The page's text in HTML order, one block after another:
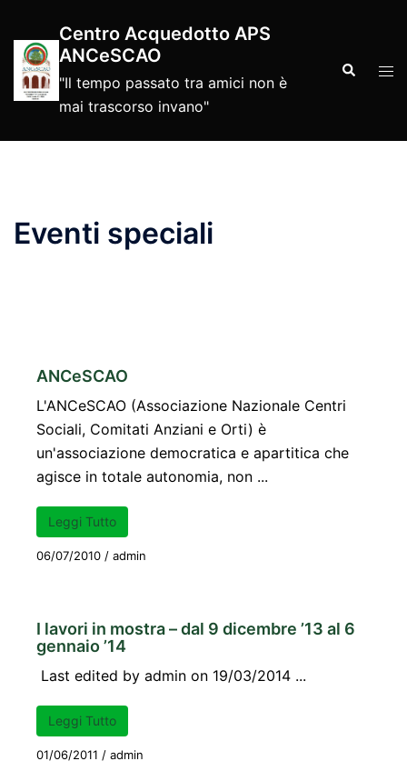
Centro Acquedotto APS
ANCeSCAO
"Il tempo passato tra amici non è
mai trascorso invano"
Eventi speciali
ANCeSCAO
L'ANCeSCAO (Associazione Nazionale Centri
Sociali, Comitati Anziani e Orti) è
un'associazione democratica e apartitica che
agisce in totale autonomia, non ...
Leggi Tutto
06/07/2010 / admin
I lavori in mostra – dal 9 dicembre ’13 al 6
gennaio ’14
Last edited by admin on 19/03/2014 ...
Leggi Tutto
01/06/2011 / admin